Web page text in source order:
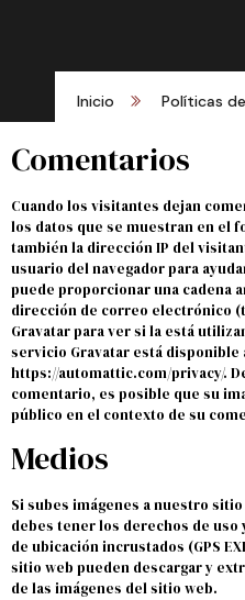
Inicio Políticas
Comentarios
Cuando los visitantes dejan
los datos que se muestran en el
también la dirección IP del
usuario del navegador para
puede proporcionar una cadena
dirección de correo electrónico
Gravatar para ver si la está
servicio Gravatar está disponible
https://automattic.com/privacy/.
comentario, es posible que su
público en el contexto de su
Medios
Si subes imágenes a nuestro
debes tener los derechos de
de ubicación incrustados (GPS
sitio web pueden descargar y
de las imágenes del sitio web.